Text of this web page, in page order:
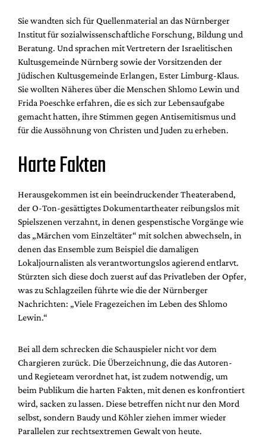
Sie wandten sich für Quellenmaterial an das Nürnberger
Institut für sozialwissenschaftliche Forschung, Bildung und
Beratung. Und sprachen mit Vertretern der Israelitischen
Kultusgemeinde Nürnberg sowie der Vorsitzenden der
Jüdischen Kultusgemeinde Erlangen, Ester Limburg-Klaus.
Sie wollten Näheres über die Menschen Shlomo Lewin und
Frida Poeschke erfahren, die es sich zur Lebensaufgabe
gemacht hatten, ihre Stimmen gegen Antisemitismus und
für die Aussöhnung von Christen und Juden zu erheben.
Harte Fakten
Herausgekommen ist ein beeindruckender Theaterabend,
der O-Ton-gesättigtes Dokumentartheater reibungslos mit
Spielszenen verzahnt, in denen gespenstische Vorgänge wie
das „Märchen vom Einzeltäter“ mit solchen abwechseln, in
denen das Ensemble zum Beispiel die damaligen
Lokaljournalisten als verantwortungslos agierend entlarvt.
Stürzten sich diese doch zuerst auf das Privatleben der Opfer,
was zu Schlagzeilen führte wie die der Nürnberger
Nachrichten: „Viele Fragezeichen im Leben des Shlomo
Lewin.“
Bei all dem schrecken die Schauspieler nicht vor dem
Chargieren zurück. Die Überzeichnung, die das Autoren-
und Regieteam verordnet hat, ist zudem notwendig, um
beim Publikum die harten Fakten, mit denen es konfrontiert
wird, sacken zu lassen. Diese betreffen nicht nur den Mord
selbst, sondern Baudy und Köhler ziehen immer wieder
Parallelen zur rechtsextremen Gewalt von heute.